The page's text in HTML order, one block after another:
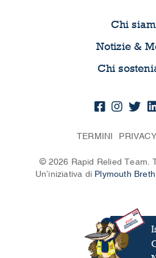
Chi
Notizie &
Chi
TERMINI PRIVACY
© 2026 Rapid Relied Team.
Un’iniziativa di Plymouth